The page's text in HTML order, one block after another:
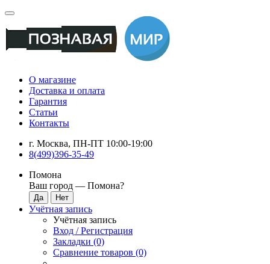
О магазине
Доставка и оплата
Гарантия
Статьи
Контакты
г. Москва, ПН-ПТ 10:00-19:00
8(499)396-35-49
Помона
Ваш город — Помона?
Учётная запись
Учётная запись
Вход / Регистрация
Закладки (0)
Сравнение товаров (0)